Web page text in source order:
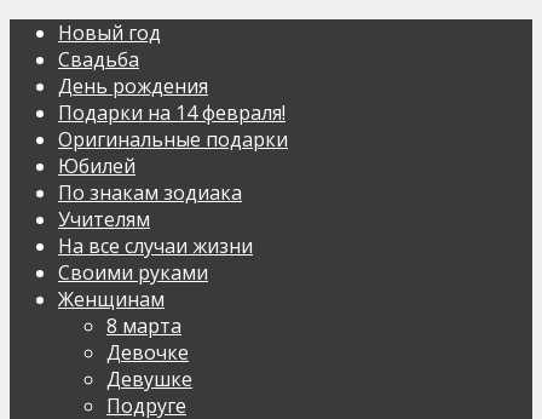
Новый год
Свадьба
День рождения
Подарки на 14 февраля!
Оригинальные подарки
Юбилей
По знакам зодиака
Учителям
На все случаи жизни
Своими руками
Женщинам
8 марта
Девочке
Девушке
Подруге